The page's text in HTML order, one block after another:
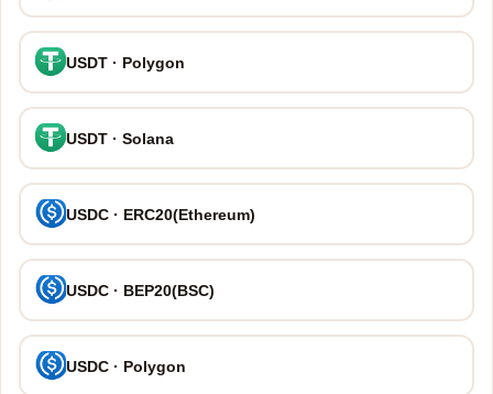
USDT · Polygon
USDT · Solana
USDC · ERC20(Ethereum)
USDC · BEP20(BSC)
USDC · Polygon